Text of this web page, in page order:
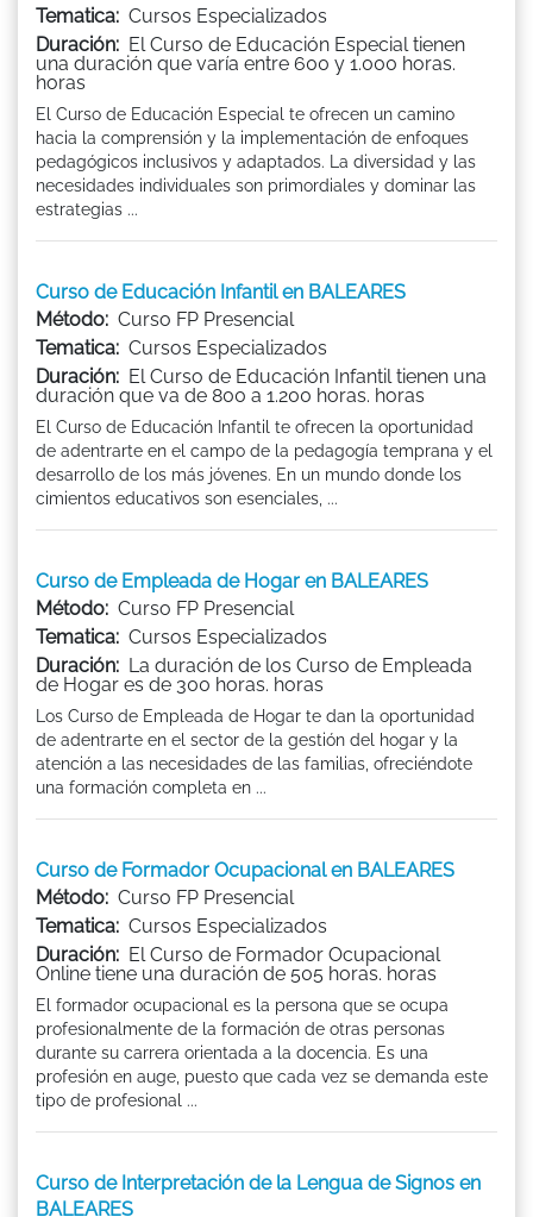
Tematica: Cursos Especializados
Duración: El Curso de Educación Especial tienen
una duración que varía entre 600 y 1.000 horas.
horas
El Curso de Educación Especial te ofrecen un camino
hacia la comprensión y la implementación de enfoques
pedagógicos inclusivos y adaptados. La diversidad y las
necesidades individuales son primordiales y dominar las
estrategias ...
Curso de Educación Infantil en BALEARES
Método: Curso FP Presencial
Tematica: Cursos Especializados
Duración: El Curso de Educación Infantil tienen una
duración que va de 800 a 1.200 horas. horas
El Curso de Educación Infantil te ofrecen la oportunidad
de adentrarte en el campo de la pedagogía temprana y el
desarrollo de los más jóvenes. En un mundo donde los
cimientos educativos son esenciales, ...
Curso de Empleada de Hogar en BALEARES
Método: Curso FP Presencial
Tematica: Cursos Especializados
Duración: La duración de los Curso de Empleada
de Hogar es de 300 horas. horas
Los Curso de Empleada de Hogar te dan la oportunidad
de adentrarte en el sector de la gestión del hogar y la
atención a las necesidades de las familias, ofreciéndote
una formación completa en ...
Curso de Formador Ocupacional en BALEARES
Método: Curso FP Presencial
Tematica: Cursos Especializados
Duración: El Curso de Formador Ocupacional
Online tiene una duración de 505 horas. horas
El formador ocupacional es la persona que se ocupa
profesionalmente de la formación de otras personas
durante su carrera orientada a la docencia. Es una
profesión en auge, puesto que cada vez se demanda este
tipo de profesional ...
Curso de Interpretación de la Lengua de Signos en
BALEARES